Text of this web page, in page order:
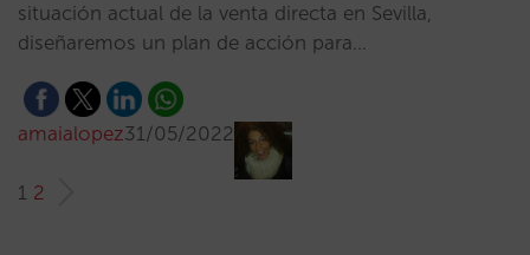
situación actual de la venta directa en Sevilla,
diseñaremos un plan de acción para…
amaialopez31/05/2022
1 2